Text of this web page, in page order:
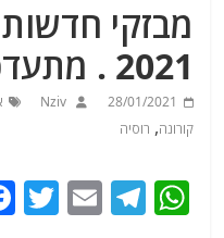
2021 . מתעדכן
28/01/2021
Nziv
קורונה, רוסיה
W
T
E
T